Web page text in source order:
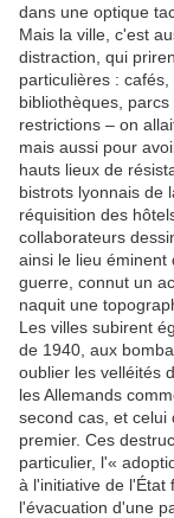
dans une optique
Mais la ville, c'est
distraction, qui
particulières :
bibliothèques,
restrictions – on
mais aussi pour
hauts lieux de
bistrots lyonnais de
réquisition des
collaborateurs
ainsi le lieu
guerre, connut un
naquit une
Les villes subirent
de 1940, aux
oublier les velléités
les Allemands
second cas, et celui
premier. Ces
particulier, l'«
à l'initiative de l'État
l'évacuation d'une